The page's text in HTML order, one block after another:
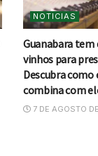
NOTICIAS
Guanabara tem
vinhos para
Descubra como
combina com
7 DE AGOSTO